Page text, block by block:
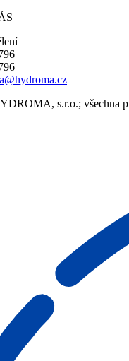
s.r.o.; všechna